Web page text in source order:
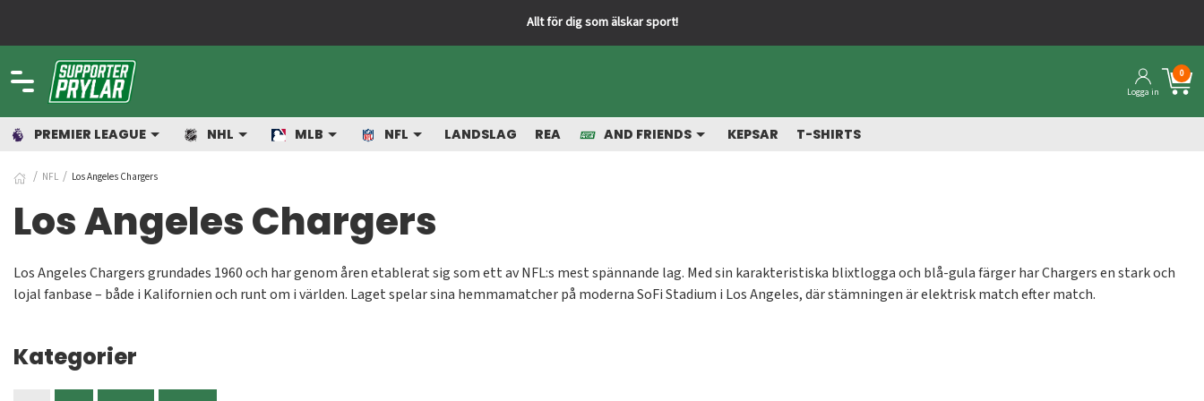
Allt för dig som älskar sport!
Logga in
0
PREMIER LEAGUE NHL MLB NFL LANDSLAG REA AND FRIENDS KEPSAR T-SHIRTS
NFL Los Angeles Chargers
Los Angeles Chargers
Los Angeles Chargers grundades 1960 och har genom åren etablerat sig som ett av NFL:s mest spännande lag. Med sin karakteristiska blixtlogga och blå-gula färger har Chargers en stark och
lojal fanbase – både i Kalifornien och runt om i världen. Laget spelar sina hemmamatcher på moderna SoFi Stadium i Los Angeles, där stämningen är elektrisk match efter match.
som älskar amerikansk fotboll och vill bära ditt favoritlags färger med stolthet. Alla produkter är självklart officiellt licensierade, och vi levererar snabbt och smidigt till hela Sverige.
Välkommen till vår NFL-shop – för riktiga fans av Los Angeles Chargers!
Kategorier